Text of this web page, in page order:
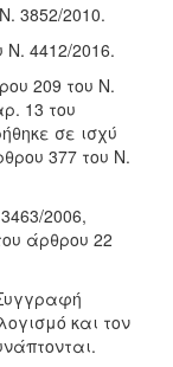
3852/2010.
4412/2016.
209 του Ν.
13 του
σε ισχύ
377 του Ν.
2006,
άρθρου 22
και τον